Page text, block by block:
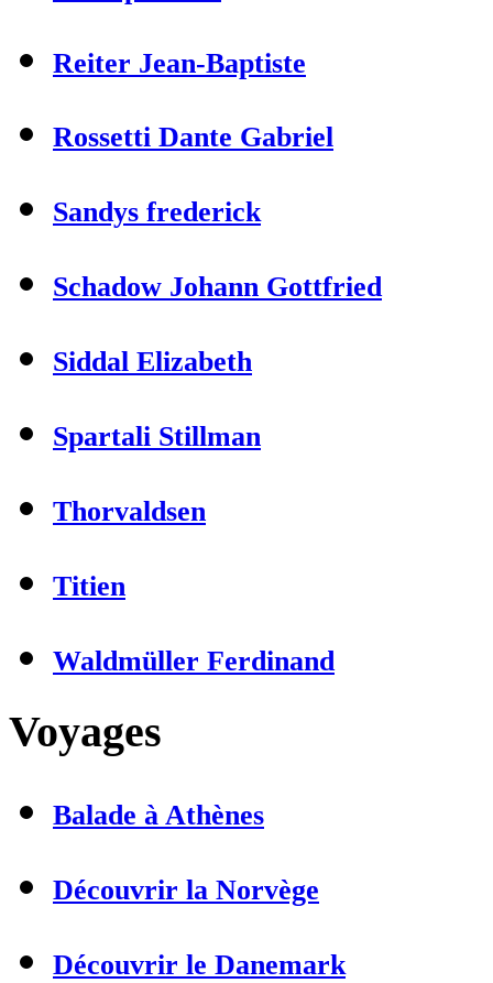
Reiter Jean-Baptiste
Rossetti Dante Gabriel
Sandys frederick
Schadow Johann Gottfried
Siddal Elizabeth
Spartali Stillman
Thorvaldsen
Titien
Waldmüller Ferdinand
Voyages
Balade à Athènes
Découvrir la Norvège
Découvrir le Danemark